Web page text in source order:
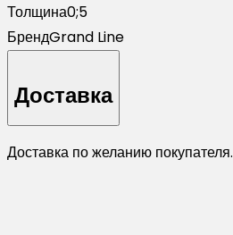
Толщина0;5
БрендGrand Line
Доставка
Доставка по желанию покупателя.